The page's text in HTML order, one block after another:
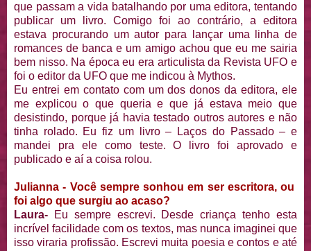
que passam a vida batalhando por uma editora, tentando
publicar um livro. Comigo foi ao contrário, a editora
estava procurando um autor para lançar uma linha de
romances de banca e um amigo achou que eu me sairia
bem nisso. Na época eu era articulista da Revista UFO e
foi o editor da UFO que me indicou à Mythos.
Eu entrei em contato com um dos donos da editora, ele
me explicou o que queria e que já estava meio que
desistindo, porque já havia testado outros autores e não
tinha rolado. Eu fiz um livro – Laços do Passado – e
mandei pra ele como teste. O livro foi aprovado e
publicado e aí a coisa rolou.
Julianna - Você sempre sonhou em ser escritora, ou
foi algo que surgiu ao acaso?
Laura- Eu sempre escrevi. Desde criança tenho esta
incrível facilidade com os textos, mas nunca imaginei que
isso viraria profissão. Escrevi muita poesia e contos e até